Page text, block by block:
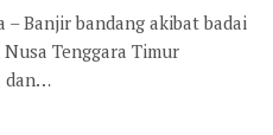
Banjir bandang akibat badai
Tenggara Timur
dan…